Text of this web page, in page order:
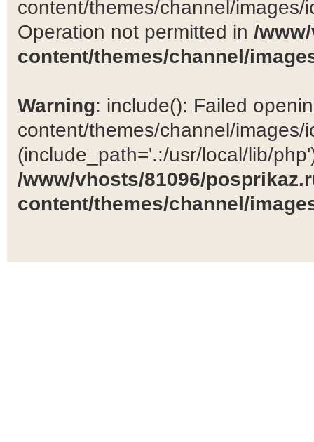
content/themes/channel/
Operation not permitted in /
content/themes/channel/
Warning: include(): Failed
content/themes/channel/images/
(include_path='.:/usr/local/lib/
/www/vhosts/81096/
content/themes/channel/